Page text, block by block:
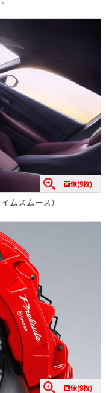
画像(9枚)
ムスムース）
画像(9枚)